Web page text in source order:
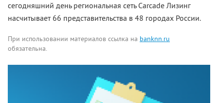
сегодняшний день региональная сеть Carcade Лизинг
насчитывает 66 представительства в 48 городах России.
При использовании материалов ссылка на banknn.ru
обязательна.